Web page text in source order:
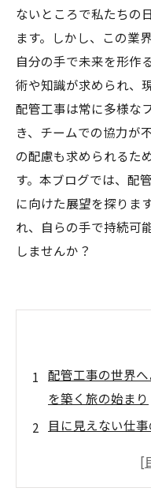
ないところで私たちの
ます。しかし、この業
自分の手で未来を形作
術や知識が求められ、
配管工事は常に多様な
き、チームでの協力が
の配慮も求められるた
す。本ブログでは、配
に向けた展望を探りま
れ、自らの手で持続可
しませんか？
配管工事の世界
を築く旅の始まり
目に見えない仕
現場での経験と